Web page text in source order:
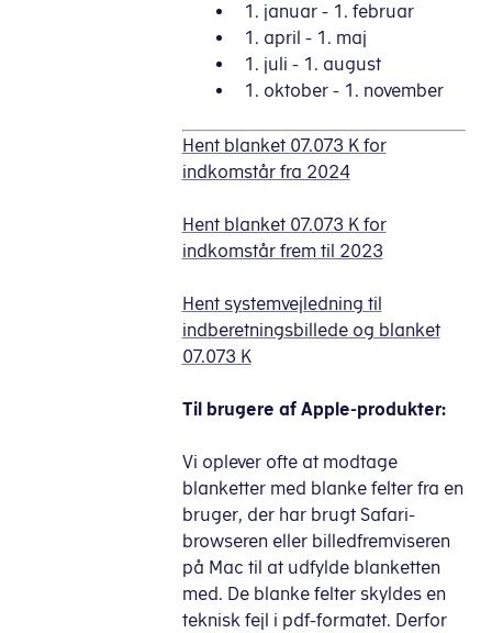
1. januar - 1. februar
1. april - 1. maj
1. juli - 1. august
1. oktober - 1. november
Hent blanket 07.073 K for
indkomstår fra 2024
Hent blanket 07.073 K for
indkomstår frem til 2023
Hent systemvejledning til
indberetningsbillede og blanket
07.073 K
Til brugere af Apple-produkter:
Vi oplever ofte at modtage
blanketter med blanke felter fra en
bruger, der har brugt Safari-
browseren eller billedfremviseren
på Mac til at udfylde blanketten
med. De blanke felter skyldes en
teknisk fejl i pdf-formatet. Derfor